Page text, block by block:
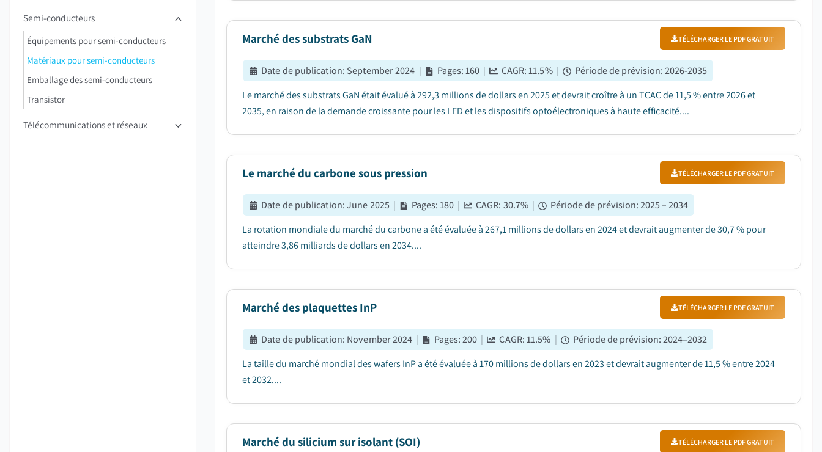
Semi-conducteurs
Équipements pour semi-conducteurs
Matériaux pour semi-conducteurs
Emballage des semi-conducteurs
Transistor
Télécommunications et réseaux
Marché des substrats GaN TÉLÉCHARGER LE PDF GRATUIT
Date de publication: September 2024 | Pages:160 | CAGR:11.5% | Période de prévision:2026-2035
Le marché des substrats GaN était évalué à 292,3 millions de dollars en 2025 et devrait croître à un TCAC de 11,5 % entre 2026 et
2035, en raison de la demande croissante pour les LED et les dispositifs optoélectroniques à haute efficacité....
Le marché du carbone sous pression TÉLÉCHARGER LE PDF GRATUIT
Date de publication:June 2025 | Pages:180 | CAGR: 30.7% | Période de prévision:2025 – 2034
La rotation mondiale du marché du carbone a été évaluée à 267,1 millions de dollars en 2024 et devrait augmenter de 30,7 % pour
atteindre 3,86 milliards de dollars en 2034....
Marché des plaquettes InP TÉLÉCHARGER LE PDF GRATUIT
Date de publication: November 2024 | Pages:200 | CAGR:11.5% | Période de prévision:2024–2032
La taille du marché mondial des wafers InP a été évaluée à 170 millions de dollars en 2023 et devrait augmenter de 11,5 % entre 2024
et 2032....
Marché du silicium sur isolant (SOI) TÉLÉCHARGER LE PDF GRATUIT